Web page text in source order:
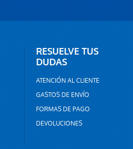
RESUELVE TUS
DUDAS
ATENCIÓN AL CLIENTE
GASTOS DE ENVÍO
FORMAS DE PAGO
DEVOLUCIONES